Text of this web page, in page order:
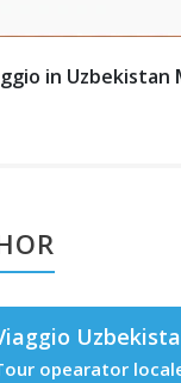
in Uzbekistan
opearator